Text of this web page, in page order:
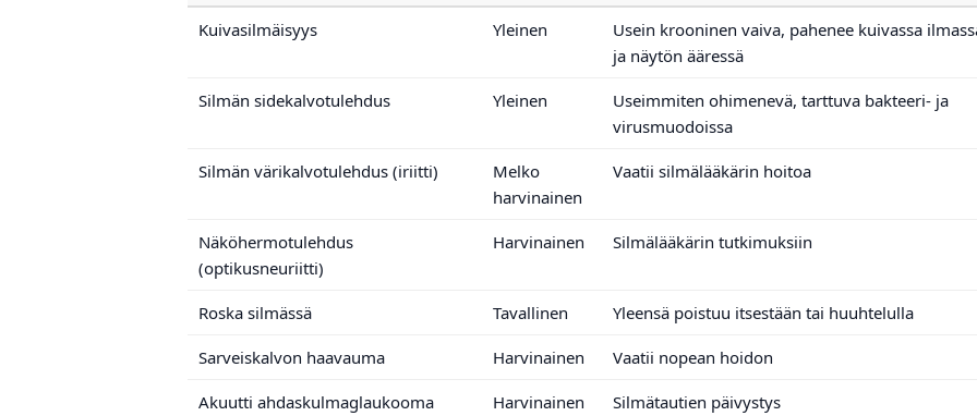
Kuivasilmäisyys Yleinen
Usein krooninen vaiva, pahenee kuivassa
ja näytön ääressä
Silmän sidekalvotulehdus Yleinen
Useimmiten ohimenevä, tarttuva bakteeri- ja
virusmuodoissa
Silmän värikalvotulehdus (iriitti)
Melko
harvinainen
Vaatii silmälääkärin hoitoa
Näköhermotulehdus
(optikusneuriitti)
Harvinainen Silmälääkärin tutkimuksiin
Roska silmässä Tavallinen Yleensä poistuu itsestään tai huuhtelulla
Sarveiskalvon haavauma Harvinainen Vaatii nopean hoidon
Akuutti ahdaskulmaglaukooma Harvinainen Silmätautien päivystys